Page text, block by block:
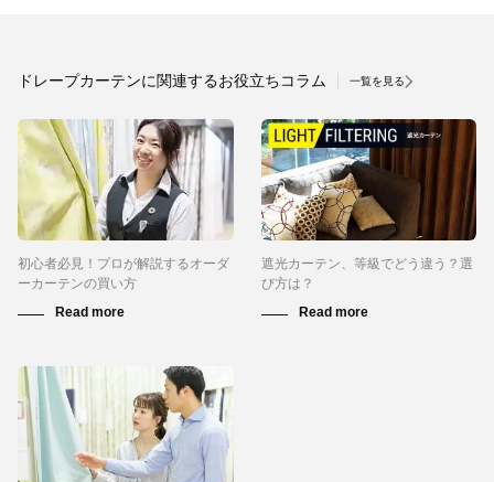
ドレープカーテンに関連するお役立ちコラム 一覧を見る
初心者必見！プロが解説するオーダ
ーカーテンの買い方
遮光カーテン、等級でどう違う？選
び方は？